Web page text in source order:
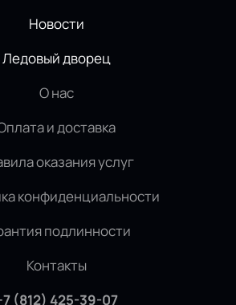
Новости
Ледовый дворец
О нас
и доставка
оказания услуг
конфиденциальности
подлинности
Контакты
(812) 425-39-07